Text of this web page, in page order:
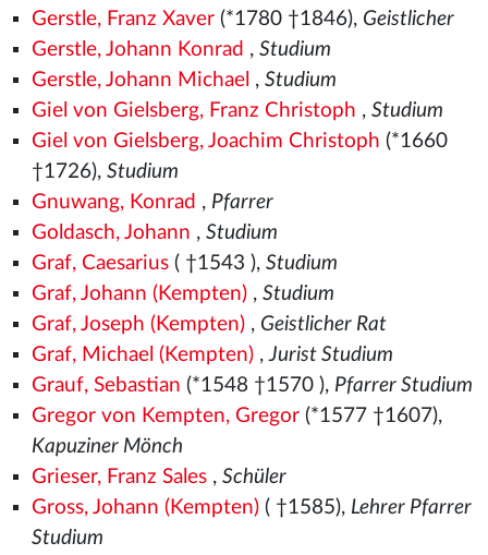
Gerstle, Franz Xaver(*1780 †1846), Geistlicher
Gerstle, Johann Konrad , Studium
Gerstle, Johann Michael , Studium
Giel von Gielsberg, Franz Christoph , Studium
Giel von Gielsberg, Joachim Christoph (*1660
†1726), Studium
Gnuwang, Konrad , Pfarrer
Goldasch, Johann , Studium
Graf, Caesarius( †1543 ), Studium
Graf, Johann (Kempten), Studium
Graf, Joseph (Kempten), Geistlicher Rat
Graf, Michael (Kempten),Jurist Studium
Grauf, Sebastian (*1548 †1570 ), Pfarrer Studium
Gregor von Kempten, Gregor(*1577 †1607),
Kapuziner Mönch
Grieser, Franz Sales, Schüler
Gross, Johann (Kempten)( †1585), Lehrer Pfarrer
Studium